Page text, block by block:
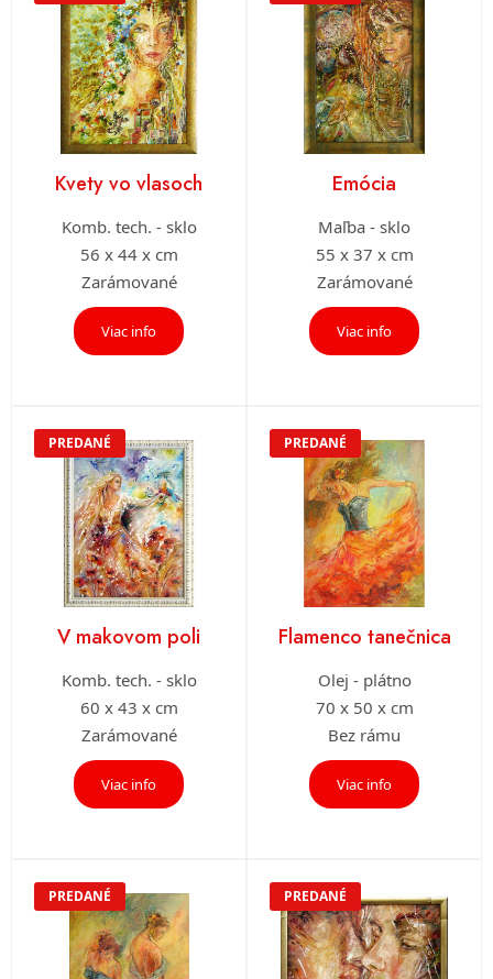
Kvety vo vlasoch
Komb. tech. - sklo
56 x 44 x cm
Zarámované
Viac info
Emócia
Maľba - sklo
55 x 37 x cm
Zarámované
Viac info
PREDANÉ
V makovom poli
Komb. tech. - sklo
60 x 43 x cm
Zarámované
Viac info
PREDANÉ
Flamenco tanečnica
Olej - plátno
70 x 50 x cm
Bez rámu
Viac info
PREDANÉ PREDANÉ